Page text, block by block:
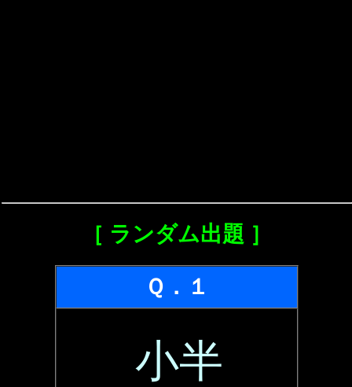
［ ランダム出題 ］
Ｑ．１
小半